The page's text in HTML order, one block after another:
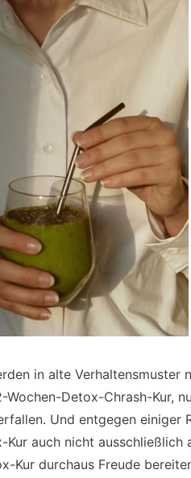
in alte Verhaltensmuster
Wochen-Detox-Chrash-Kur,
Und entgegen einiger
Kur auch nicht
Kur durchaus Freude